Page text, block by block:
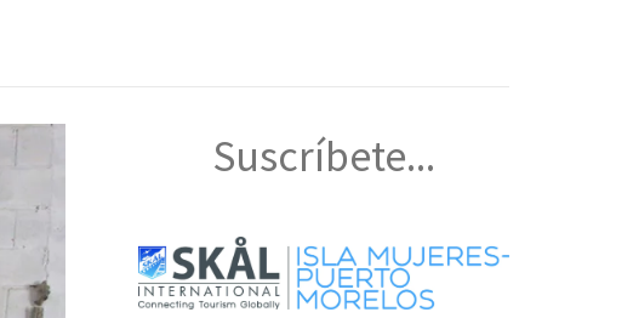
Suscríbete...